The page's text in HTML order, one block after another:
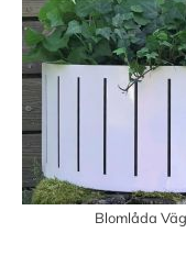
Blomlåda